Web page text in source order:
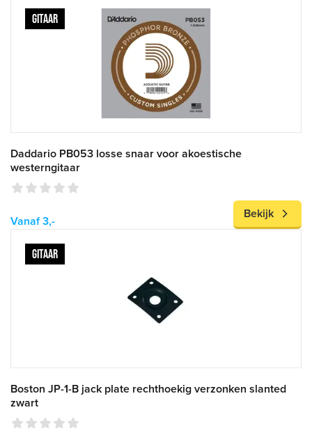
GITAAR
Daddario PB053 losse snaar voor akoestische
westerngitaar
Vanaf 3,-
Bekijk
GITAAR
Boston JP-1-B jack plate rechthoekig verzonken slanted
zwart